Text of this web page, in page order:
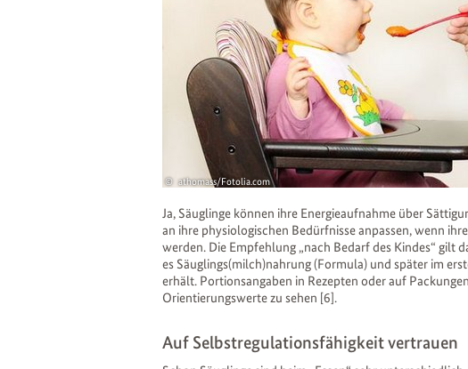
athomass/Fotolia.com
Ja, Säuglinge können ihre Energieaufnahme über
an ihre physiologischen Bedürfnisse anpassen, wenn
werden. Die Empfehlung „nach Bedarf des Kindes“ gilt
es Säuglings(milch)nahrung (Formula) und später im
erhält. Portionsangaben in Rezepten oder auf
Orientierungswerte zu sehen [6].
Auf Selbstregulationsfähigkeit vertrauen